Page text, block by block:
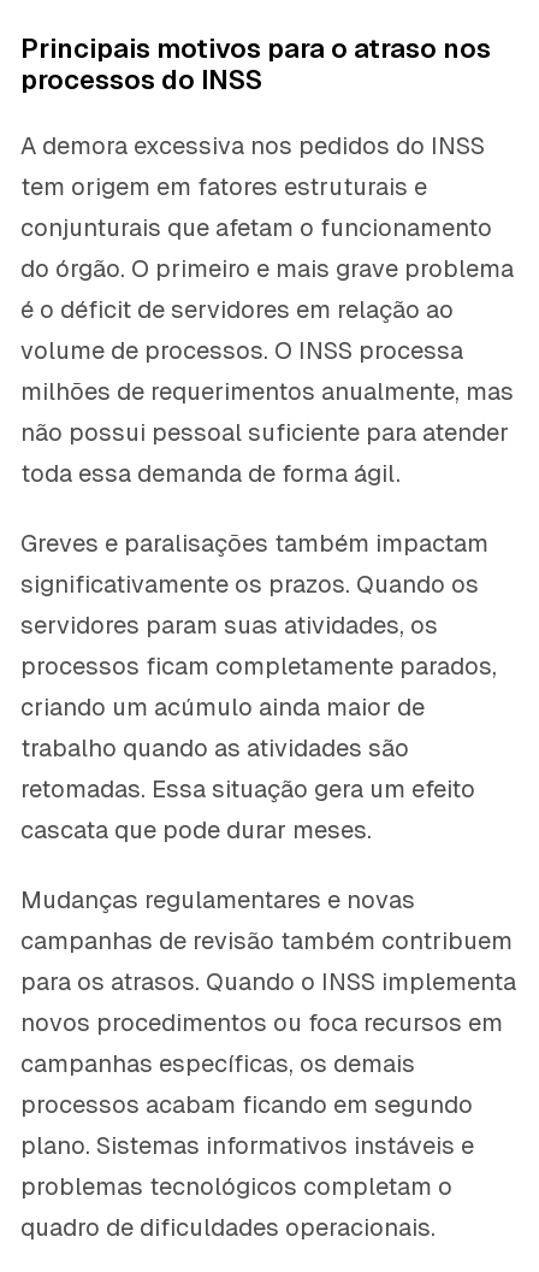
Principais motivos para o atraso nos
processos do INSS
A demora excessiva nos pedidos do INSS
tem origem em fatores estruturais e
conjunturais que afetam o funcionamento
do órgão. O primeiro e mais grave problema
é o déficit de servidores em relação ao
volume de processos. O INSS processa
milhões de requerimentos anualmente, mas
não possui pessoal suficiente para atender
toda essa demanda de forma ágil.
Greves e paralisações também impactam
significativamente os prazos. Quando os
servidores param suas atividades, os
processos ficam completamente parados,
criando um acúmulo ainda maior de
trabalho quando as atividades são
retomadas. Essa situação gera um efeito
cascata que pode durar meses.
Mudanças regulamentares e novas
campanhas de revisão também contribuem
para os atrasos. Quando o INSS implementa
novos procedimentos ou foca recursos em
campanhas específicas, os demais
processos acabam ficando em segundo
plano. Sistemas informativos instáveis e
problemas tecnológicos completam o
quadro de dificuldades operacionais.